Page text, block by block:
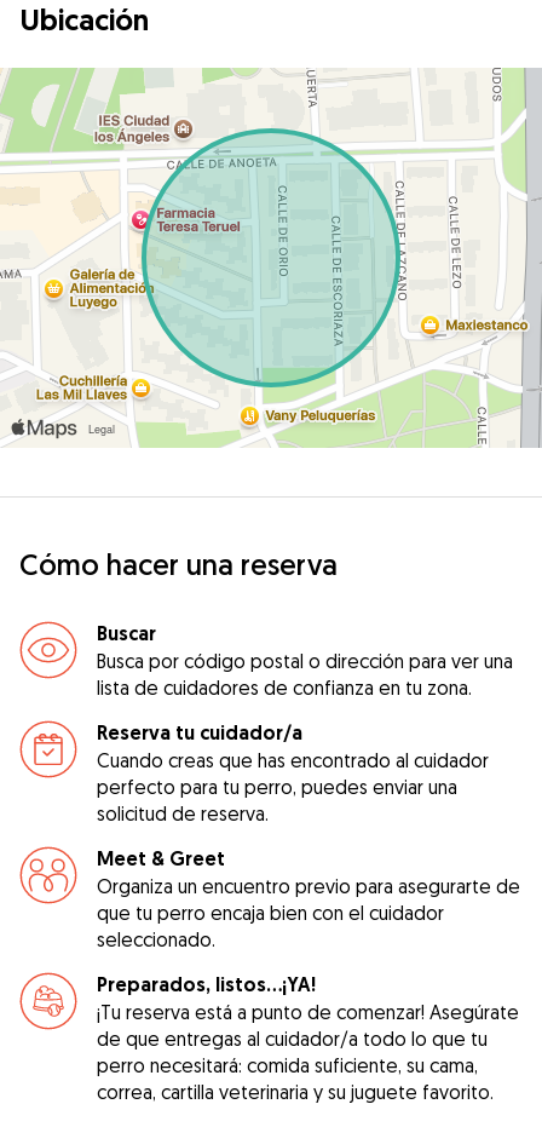
Ubicación
Cómo hacer una reserva
Buscar
Busca por código postal o dirección para ver una
lista de cuidadores de confianza en tu zona.
Reserva tu cuidador/a
Cuando creas que has encontrado al cuidador
perfecto para tu perro, puedes enviar una
solicitud de reserva.
Meet & Greet
Organiza un encuentro previo para asegurarte de
que tu perro encaja bien con el cuidador
seleccionado.
Preparados, listos...¡YA!
¡Tu reserva está a punto de comenzar! Asegúrate
de que entregas al cuidador/a todo lo que tu
perro necesitará: comida suficiente, su cama,
correa, cartilla veterinaria y su juguete favorito.